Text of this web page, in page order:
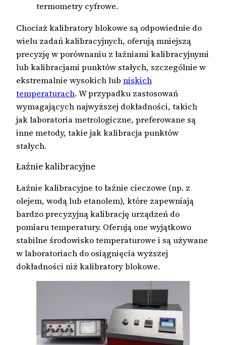
termometry cyfrowe.
Chociaż kalibratory blokowe są odpowiednie do
wielu zadań kalibracyjnych, oferują mniejszą
precyzję w porównaniu z łaźniami kalibracyjnymi
lub kalibracjami punktów stałych, szczególnie w
ekstremalnie wysokich lub niskich
temperaturach. W przypadku zastosowań
wymagających najwyższej dokładności, takich
jak laboratoria metrologiczne, preferowane są
inne metody, takie jak kalibracja punktów
stałych.
Łaźnie kalibracyjne
Łaźnie kalibracyjne to łaźnie cieczowe (np. z
olejem, wodą lub etanolem), które zapewniają
bardzo precyzyjną kalibrację urządzeń do
pomiaru temperatury. Oferują one wyjątkowo
stabilne środowisko temperaturowe i są używane
w laboratoriach do osiągnięcia wyższej
dokładności niż kalibratory blokowe.